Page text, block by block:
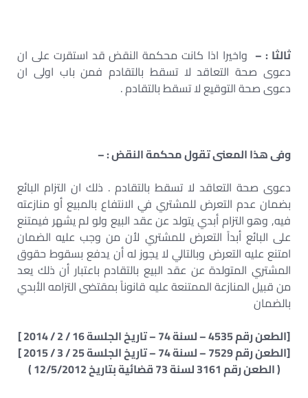
ثالثا : –واخيرا اذا كانت محكمة النقض قد استقرت على ان
دعوى صحة التعاقد لا تسقط بالتقادم فمن باب اولى ان
دعوى صحة التوقيع لا تسقط بالتقادم .
وفى هذا المعنى تقول محكمة النقض : –
دعوى صحة التعاقد لا تسقط بالتقادم . ذلك ان التزام البائع
بضمان عدم التعرض للمشتري في الانتفاع بالمبيع أو منازعته
فيه, وهو التزام أبدي يتولد عن عقد البيع ولو لم يشهر فيمتنع
على البائع أبداً التعرض للمشتري لأن من وجب عليه الضمان
امتنع عليه التعرض وبالتالي لا يجوز له أن يدفع بسقوط حقوق
المشتري المتولدة عن عقد البيع بالتقادم باعتبار أن ذلك يعد
من قبيل المنازعة الممتنعة عليه قانوناً بمقتضى التزامه الأبدي
بالضمان
[الطعن رقم 4535 – لسنة 74 – تاريخ الجلسة 16 / 2 / 2014 ]
[الطعن رقم 7529 – لسنة 74 – تاريخ الجلسة 25 / 3 / 2015 ]
( الطعن رقم 3161 لسنة 73 قضائية بتاريخ 12/5/2012 )